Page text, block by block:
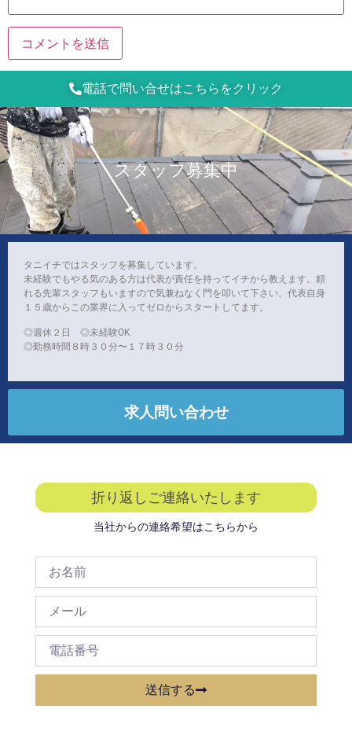
電話で問い合せはこちらをクリック
スタッフ募集中
タニイチではスタッフを募集しています。
未経験でもやる気のある方は代表が責任を持ってイチから教えます。頼
れる先輩スタッフもいますので気兼ねなく門を叩いて下さい。代表自身
１５歳からこの業界に入ってゼロからスタートしてます。
◎週休２日 ◎未経験OK
◎勤務時間８時３０分〜１７時３０分
求人問い合わせ
折り返しご連絡いたします
当社からの連絡希望はこちらから
送信する